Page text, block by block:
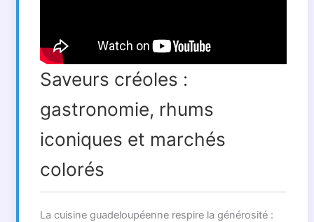
Saveurs créoles :
gastronomie, rhums
iconiques et marchés
colorés
La cuisine guadeloupéenne respire la générosité :